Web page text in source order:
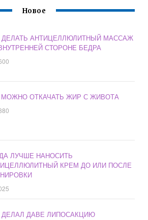
Новое
ДЕЛАТЬ АНТИЦЕЛЛЮЛИТНЫЙ МАССАЖ
СТОРОНЕ БЕДРА
МОЖНО ОТКАЧАТЬ ЖИР С ЖИВОТА
ЛУЧШЕ НАНОСИТЬ
КРЕМ ДО ИЛИ ПОСЛЕ
ДЕЛАЛ ДАВЕ ЛИПОСАКЦИЮ